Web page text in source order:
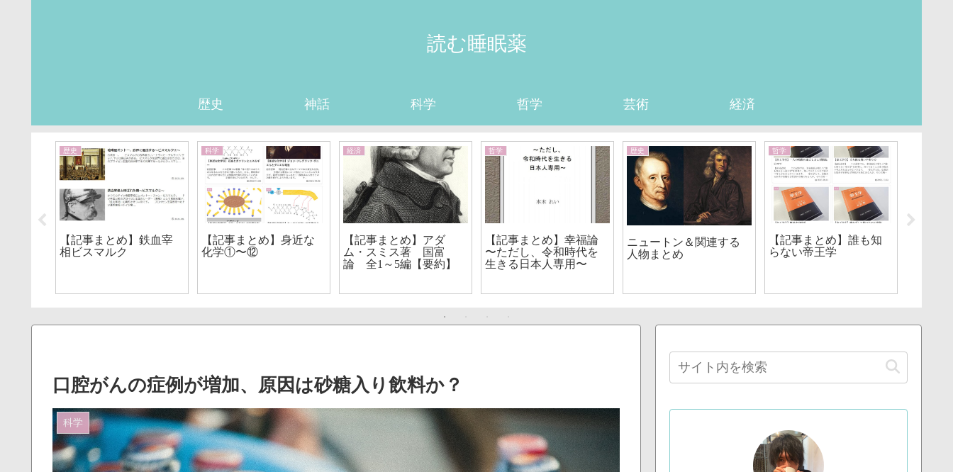
読む睡眠薬
歴史 神話 科学 哲学 芸術 経済
歴史
【記事まとめ】鉄血宰
相ビスマルク
科学
【記事まとめ】身近な
化学①〜⑫
経済
【記事まとめ】アダ
ム・スミス著 国富
論 全1～5編【要約】
哲学
【記事まとめ】幸福論
〜ただし、令和時代を
生きる日本人専用〜
歴史
ニュートン＆関連する
人物まとめ
哲学
【記事まとめ】誰も知
らない帝王学
口腔がんの症例が増加、原因は砂糖入り飲料か？
科学